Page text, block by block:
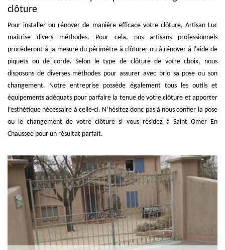
clôture
Pour installer ou rénover de manière efficace votre clôture, Artisan Luc
maitrise divers méthodes. Pour cela, nos artisans professionnels
procèderont à la mesure du périmètre à clôturer ou à rénover à l'aide de
piquets ou de corde. Selon le type de clôture de votre choix, nous
disposons de diverses méthodes pour assurer avec brio sa pose ou son
changement. Notre entreprise possède également tous les outils et
équipements adéquats pour parfaire la tenue de votre clôture et apporter
l’esthétique nécessaire à celle-ci. N’hésitez donc pas à nous confier la pose
ou le changement de votre clôture si vous résidez à Saint Omer En
Chaussee pour un résultat parfait.